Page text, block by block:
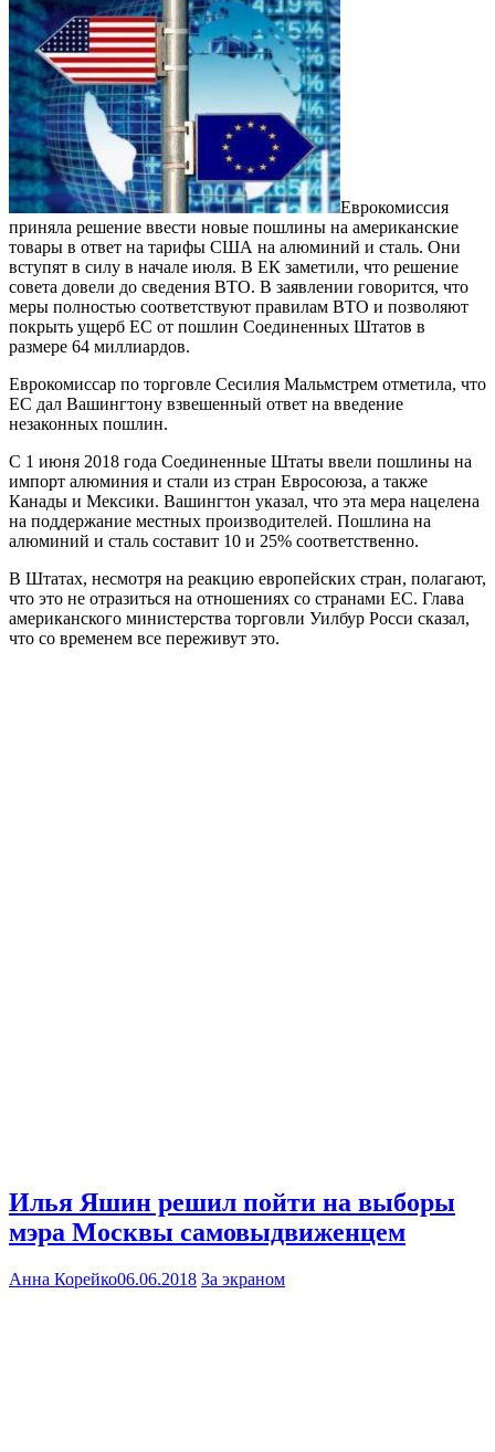
Еврокомиссия
приняла решение ввести новые пошлины на американские
товары в ответ на тарифы США на алюминий и сталь. Они
вступят в силу в начале июля. В ЕК заметили, что решение
совета довели до сведения ВТО. В заявлении говорится, что
меры полностью соответствуют правилам ВТО и позволяют
покрыть ущерб ЕС от пошлин Соединенных Штатов в
размере 64 миллиардов.
Еврокомиссар по торговле Сесилия Мальмстрем отметила, что
ЕС дал Вашингтону взвешенный ответ на введение
незаконных пошлин.
С 1 июня 2018 года Соединенные Штаты ввели пошлины на
импорт алюминия и стали из стран Евросоюза, а также
Канады и Мексики. Вашингтон указал, что эта мера нацелена
на поддержание местных производителей. Пошлина на
алюминий и сталь составит 10 и 25% соответственно.
В Штатах, несмотря на реакцию европейских стран, полагают,
что это не отразиться на отношениях со странами ЕС. Глава
американского министерства торговли Уилбур Росси сказал,
что со временем все переживут это.
Илья Яшин решил пойти на выборы
мэра Москвы самовыдвиженцем
Анна Корейко06.06.2018 За экраном